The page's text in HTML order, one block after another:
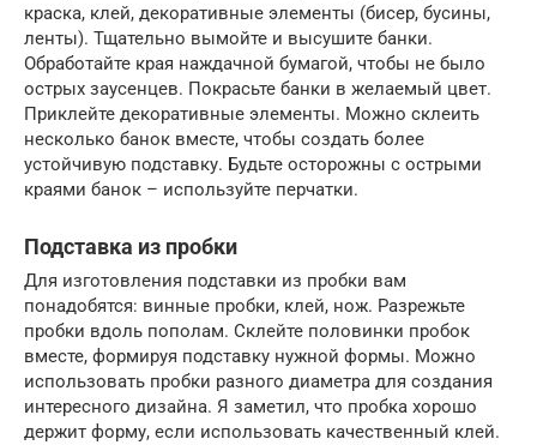
краска, клей, декоративные элементы (бисер, бусины,
ленты). Тщательно вымойте и высушите банки.
Обработайте края наждачной бумагой, чтобы не было
острых заусенцев. Покрасьте банки в желаемый цвет.
Приклейте декоративные элементы. Можно склеить
несколько банок вместе, чтобы создать более
устойчивую подставку. Будьте осторожны с острыми
краями банок – используйте перчатки.
Подставка из пробки
Для изготовления подставки из пробки вам
понадобятся: винные пробки, клей, нож. Разрежьте
пробки вдоль пополам. Склейте половинки пробок
вместе, формируя подставку нужной формы. Можно
использовать пробки разного диаметра для создания
интересного дизайна. Я заметил, что пробка хорошо
держит форму, если использовать качественный клей.